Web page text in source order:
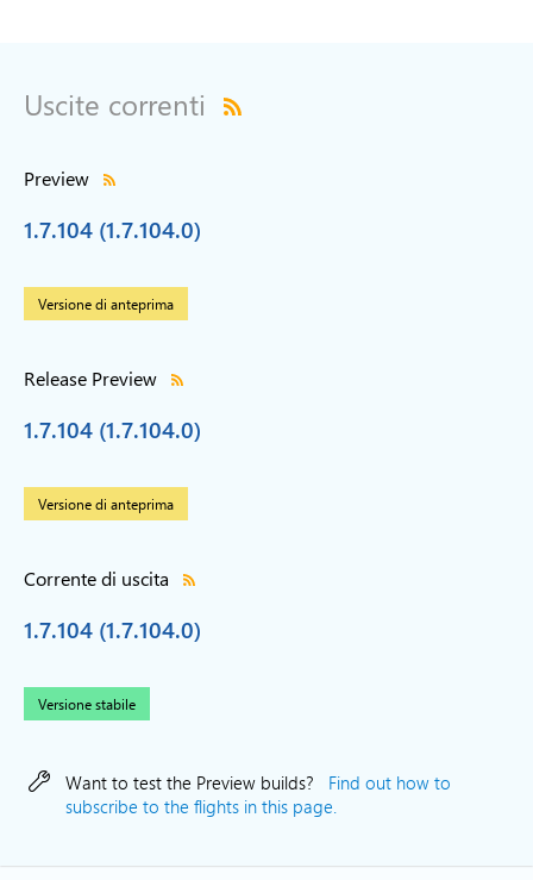
Uscite correnti
Preview
1.7.104 (1.7.104.0)
Versione di anteprima
Release Preview
1.7.104 (1.7.104.0)
Versione di anteprima
Corrente di uscita
1.7.104 (1.7.104.0)
Versione stabile
Want to test the Preview builds? Find out how to
subscribe to the flights in this page.